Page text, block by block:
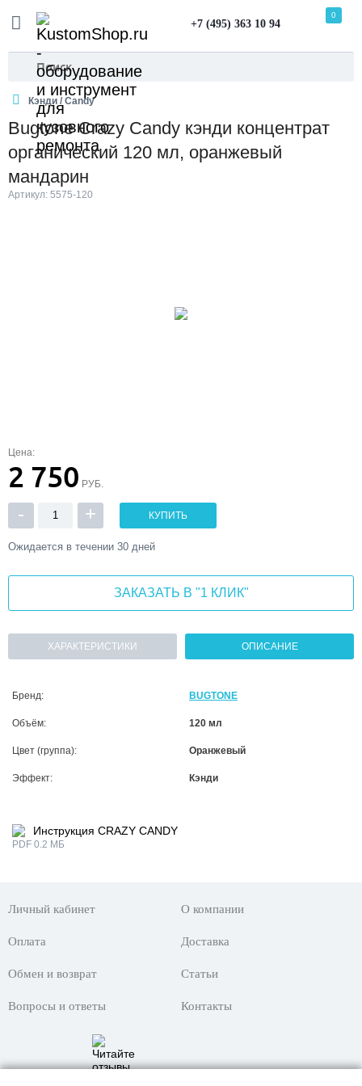
+7 (495) 363 10 94
0
Кэнди / Candy
Bugtone Crazy Candy кэнди концентрат
органический 120 мл, оранжевый
мандарин
Артикул: 5575-120
Цена:
2 750 РУБ.
- + КУПИТЬ
Ожидается в течении 30 дней
ЗАКАЗАТЬ В "1 КЛИК"
ХАРАКТЕРИСТИКИ ОПИСАНИЕ
Бренд: BUGTONE
Объём: 120 мл
Цвет (группа): Оранжевый
Эффект: Кэнди
Инструкция CRAZY CANDY
PDF 0.2 МБ
Личный кабинет О компании
Оплата Доставка
Обмен и возврат Статьи
Вопросы и ответы Контакты